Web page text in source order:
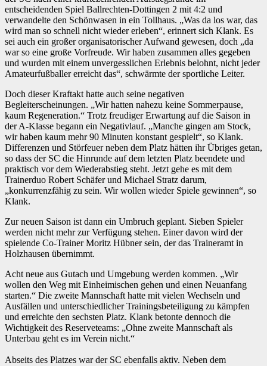
entscheidenden Spiel Ballrechten-Dottingen 2 mit 4:2 und
verwandelte den Schönwasen in ein Tollhaus. „Was da los war, das
wird man so schnell nicht wieder erleben“, erinnert sich Klank. Es
sei auch ein großer organisatorischer Aufwand gewesen, doch „da
war so eine große Vorfreude. Wir haben zusammen alles gegeben
und wurden mit einem unvergesslichen Erlebnis belohnt, nicht jeder
Amateurfußballer erreicht das“, schwärmte der sportliche Leiter.
Doch dieser Kraftakt hatte auch seine negativen
Begleiterscheinungen. „Wir hatten nahezu keine Sommerpause,
kaum Regeneration.“ Trotz freudiger Erwartung auf die Saison in
der A-Klasse begann ein Negativlauf. „Manche gingen am Stock,
wir haben kaum mehr 90 Minuten konstant gespielt“, so Klank.
Differenzen und Störfeuer neben dem Platz hätten ihr Übriges getan,
so dass der SC die Hinrunde auf dem letzten Platz beendete und
praktisch vor dem Wiederabstieg steht. Jetzt gehe es mit dem
Trainerduo Robert Schäfer und Michael Stratz darum,
„konkurrenzfähig zu sein. Wir wollen wieder Spiele gewinnen“, so
Klank.
Zur neuen Saison ist dann ein Umbruch geplant. Sieben Spieler
werden nicht mehr zur Verfügung stehen. Einer davon wird der
spielende Co-Trainer Moritz Hübner sein, der das Traineramt in
Holzhausen übernimmt.
Acht neue aus Gutach und Umgebung werden kommen. „Wir
wollen den Weg mit Einheimischen gehen und einen Neuanfang
starten.“ Die zweite Mannschaft hatte mit vielen Wechseln und
Ausfällen und unterschiedlicher Trainingsbeteiligung zu kämpfen
und erreichte den sechsten Platz. Klank betonte dennoch die
Wichtigkeit des Reserveteams: „Ohne zweite Mannschaft als
Unterbau geht es im Verein nicht.“
Abseits des Platzes war der SC ebenfalls aktiv. Neben dem